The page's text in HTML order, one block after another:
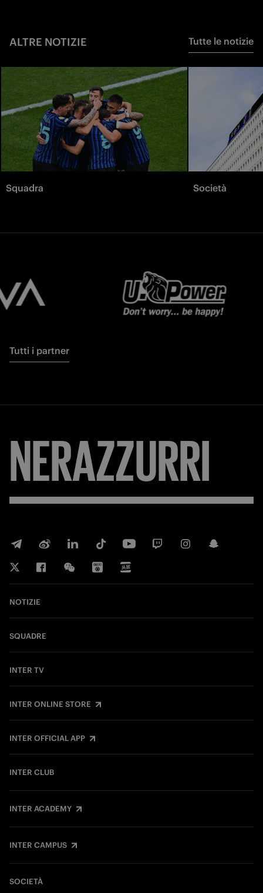
ALTRE NOTIZIE Tutte le notizie
Squadra Società
Tutti i partner
NERAZZURRI
NOTIZIE
SQUADRE
INTER TV
INTER ONLINE STORE
INTER OFFICIAL APP
INTER CLUB
INTER ACADEMY
INTER CAMPUS
SOCIETÀ